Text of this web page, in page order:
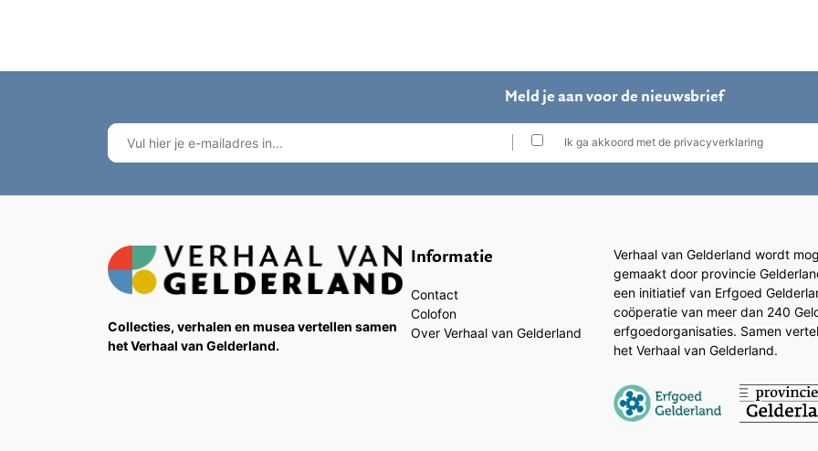
Meld je aan voor de nieuwsbrief
Ik ga akkoord met de privacyverklaring
Collecties, verhalen en musea vertellen samen
het Verhaal van Gelderland.
Informatie
Contact
Colofon
Over Verhaal van Gelderland
Verhaal van Gelderland wordt
gemaakt door provincie
een initiatief van Erfgoed
coöperatie van meer dan 240
erfgoedorganisaties. Samen
het Verhaal van Gelderland.